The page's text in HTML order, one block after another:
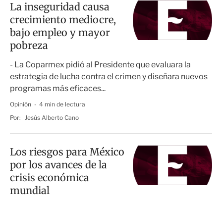
La inseguridad causa
crecimiento mediocre,
bajo empleo y mayor
pobreza
- La Coparmex pidió al Presidente que evaluara la
estrategia de lucha contra el crimen y diseñara nuevos
programas más eficaces...
Opinión
4 min de lectura
Por: Jesús Alberto Cano
Los riesgos para México
por los avances de la
crisis económica
mundial